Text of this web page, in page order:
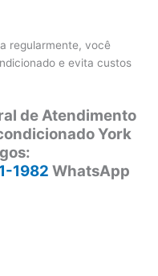
regularmente, você
e evita custos
de Atendimento
York
1982 WhatsApp